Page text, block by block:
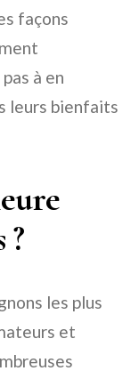
façons
à en
leurs bienfaits
les plus
et